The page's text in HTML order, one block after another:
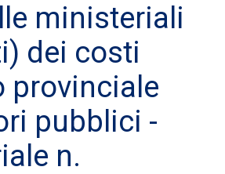
ministeriali
dei costi
provinciale
pubblici -
n.